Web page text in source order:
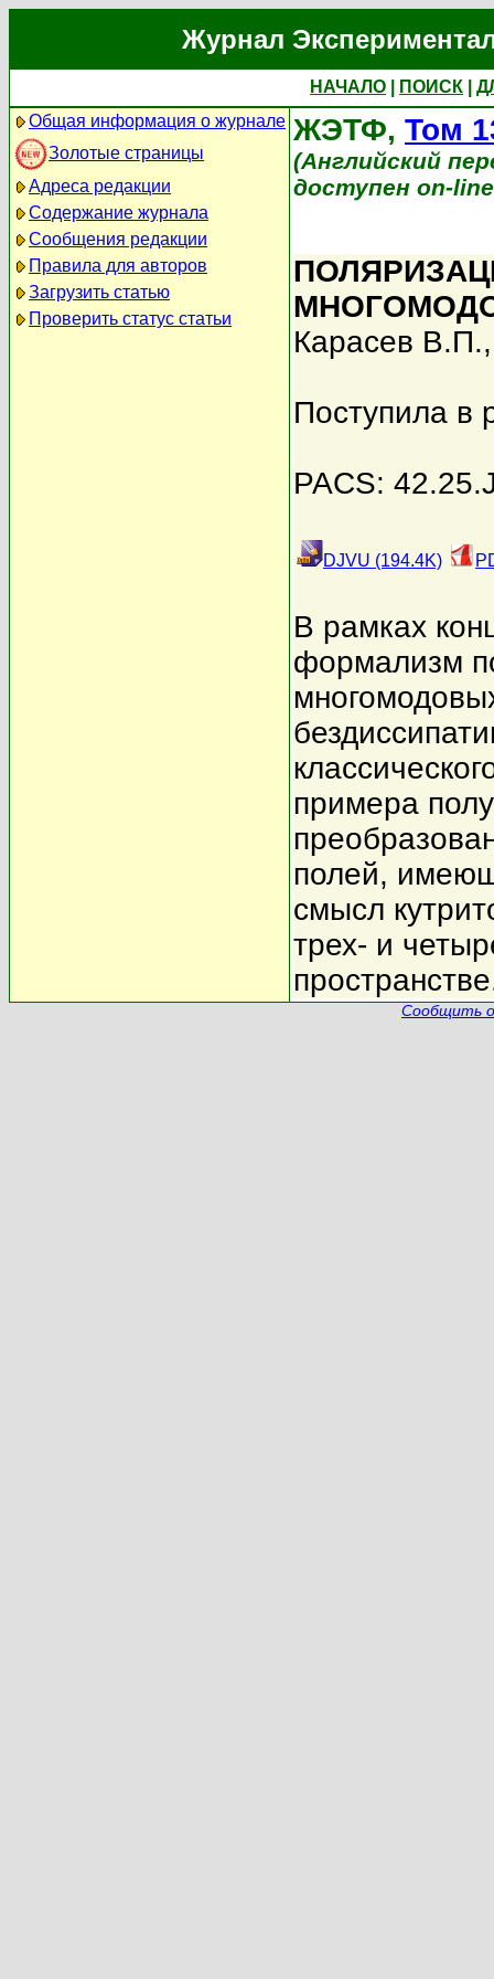
Журнал
НАЧАЛО ПОИСК
Общая информация о журнале
Золотые страницы
Адреса редакции
Содержание журнала
Сообщения редакции
Правила для авторов
Загрузить статью
Проверить статус статьи
ЖЭТФ, Том
(Английский
доступен on-
Карасев В.П.
Поступила в
PACS:
DJVU (194.4K)
В рамках
формализм
примера
полей,
смысл
трех- и
Сообщить о